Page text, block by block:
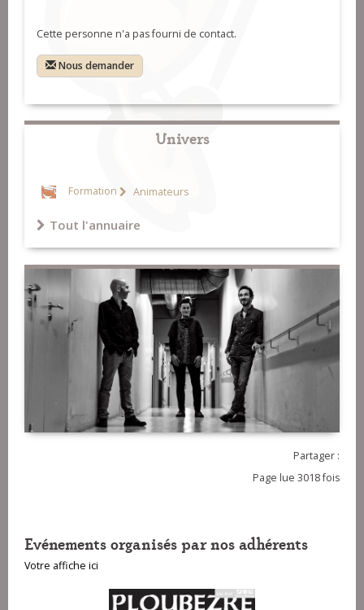
Cette personne n'a pas fourni de contact.
Nous demander
Univers
Formation Animateurs
Tout l'annuaire
Partager :
Page lue 3018 fois
Evénements organisés par nos adhérents
Votre affiche ici